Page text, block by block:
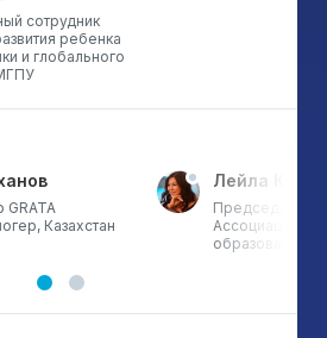
сотрудник
ребенка
и глобального
GRATA
Казахстан
Лейла
Председатель
Ассоциации
образования,